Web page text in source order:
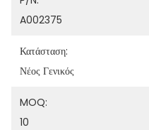
A002375
Κατάσταση:
Νέος Γενικός
MOQ:
10